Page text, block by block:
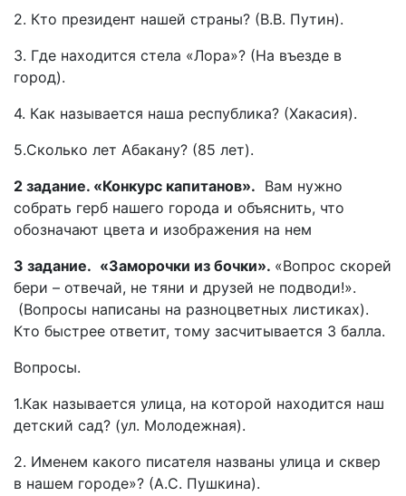
2. Кто президент нашей страны? (В.В. Путин).
3. Где находится стела «Лора»? (На въезде в
город).
4. Как называется наша республика? (Хакасия).
5.Сколько лет Абакану? (85 лет).
2 задание. «Конкурс капитанов». Вам нужно
собрать герб нашего города и объяснить, что
обозначают цвета и изображения на нем
3 задание. «Заморочки из бочки». «Вопрос скорей
бери – отвечай, не тяни и друзей не подводи!».
(Вопросы написаны на разноцветных листиках).
Кто быстрее ответит, тому засчитывается 3 балла.
Вопросы.
1.Как называется улица, на которой находится наш
детский сад? (ул. Молодежная).
2. Именем какого писателя названы улица и сквер
в нашем городе»? (А.С. Пушкина).